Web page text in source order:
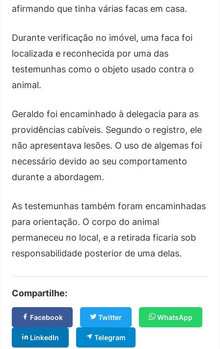
afirmando que tinha várias facas em casa.
Durante verificação no imóvel, uma faca foi
localizada e reconhecida por uma das
testemunhas como o objeto usado contra o
animal.
Geraldo foi encaminhado à delegacia para as
providências cabíveis. Segundo o registro, ele
não apresentava lesões. O uso de algemas foi
necessário devido ao seu comportamento
durante a abordagem.
As testemunhas também foram encaminhadas
para orientação. O corpo do animal
permaneceu no local, e a retirada ficaria sob
responsabilidade posterior de uma delas.
Compartilhe:
Facebook Twitter WhatsApp
LinkedIn Telegram